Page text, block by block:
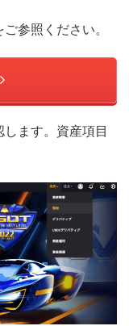
参照ください。
ます。資産項目